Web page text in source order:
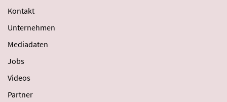
Kontakt
Unternehmen
Mediadaten
Jobs
Videos
Partner